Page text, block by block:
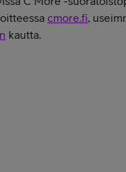
cmore.fi,
kautta.